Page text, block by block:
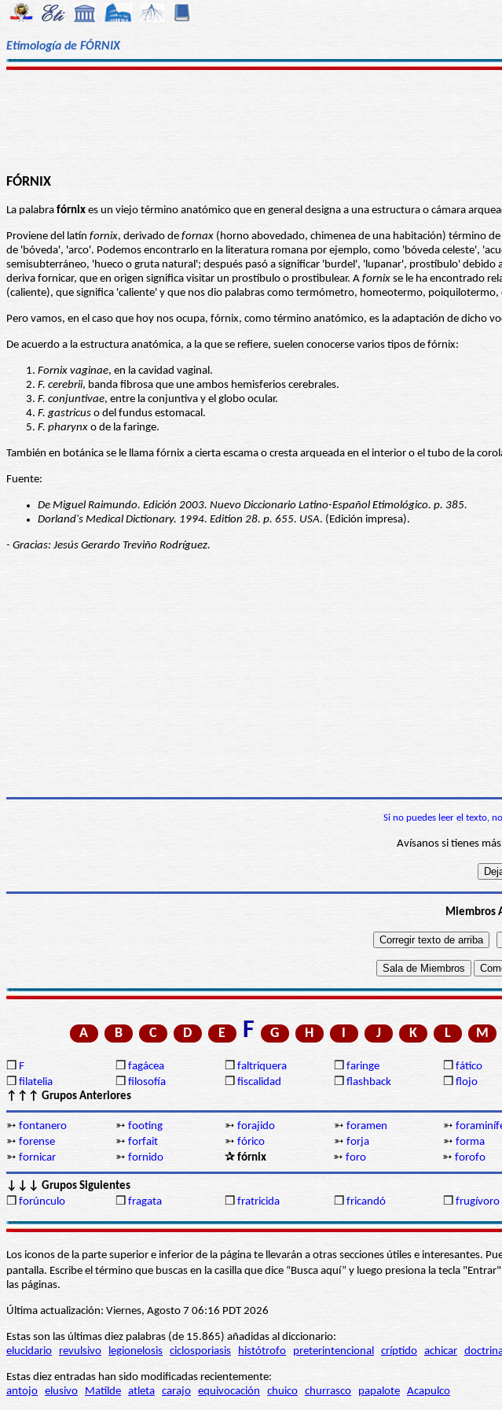
Etimología de FÓRNIX
FÓRNIX
La palabra fórnix es un viejo término anatómico que en general designa a una estructura o cámara
Proviene del latín fornix, derivado de fornax (horno abovedado, chimenea de una habitación) término
de 'bóveda', 'arco'. Podemos encontrarlo en la literatura romana por ejemplo, como 'bóveda celeste',
semisubterráneo, 'hueco o gruta natural'; después pasó a significar 'burdel', 'lupanar', prostíbulo' debido
deriva fornicar, que en origen significa visitar un prostíbulo o prostibulear. A fornix se le ha encontrado
(caliente), que significa 'caliente' y que nos dio palabras como termómetro, homeotermo,
Pero vamos, en el caso que hoy nos ocupa, fórnix, como término anatómico, es la adaptación de dicho
De acuerdo a la estructura anatómica, a la que se refiere, suelen conocerse varios tipos de fórnix:
Fornix vaginae, en la cavidad vaginal.
F. cerebrii, banda fibrosa que une ambos hemisferios cerebrales.
F. conjuntivae, entre la conjuntiva y el globo ocular.
F. gastricus o del fundus estomacal.
F. pharynx o de la faringe.
También en botánica se le llama fórnix a cierta escama o cresta arqueada en el interior o el tubo de la
Fuente:
De Miguel Raimundo. Edición 2003. Nuevo Diccionario Latino-Español Etimológico. p. 385.
Dorland's Medical Dictionary. 1994. Edition 28. p. 655. USA. (Edición impresa).
- Gracias: Jesús Gerardo Treviño Rodríguez.
Si no puedes leer el texto,
Avísanos si tienes
Miembros
A B C D E F G H I J K L M
❒ F ❒ fagácea ❒ faltriquera ❒ faringe ❒ fático
❒ filatelia ❒ filosofía ❒ fiscalidad ❒ flashback ❒ flojo
↑↑↑ Grupos Anteriores
➳ fontanero ➳ footing ➳ forajido ➳ foramen ➳
➳ forense ➳ forfait ➳ fórico ➳ forja ➳ forma
➳ fornicar ➳ fornido ✰ fórnix ➳ foro ➳ forofo
↓↓↓ Grupos Siguientes
❒ forúnculo ❒ fragata ❒ fratricida ❒ fricandó ❒ frugívoro
Los iconos de la parte superior e inferior de la página te llevarán a otras secciones útiles e interesantes.
pantalla. Escribe el término que buscas en la casilla que dice “Busca aquí” y luego presiona la tecla
las páginas.
Última actualización: Viernes, Agosto 7 06:16 PDT 2026
Estas son las últimas diez palabras (de 15.865) añadidas al diccionario:
elucidario
revulsivo legionelosis ciclosporiasis histótrofo preterintencional críptido achicar
Estas diez entradas han sido modificadas recientemente:
antojo elusivo Matilde atleta carajo equivocación chuico churrasco papalote Acapulco